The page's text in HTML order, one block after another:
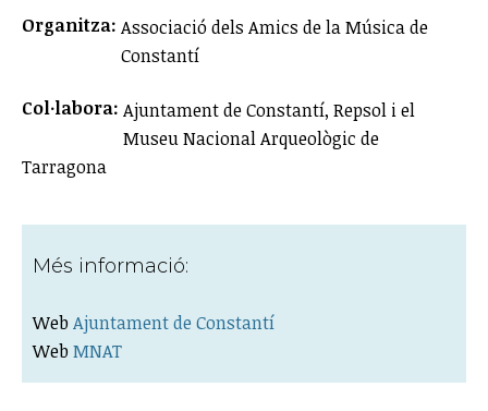
Organitza: Associació dels Amics de la Música de
Constantí
Col·labora: Ajuntament de Constantí, Repsol i el
Museu Nacional Arqueològic de
Tarragona
Més informació:
Web Ajuntament de Constantí
Web MNAT